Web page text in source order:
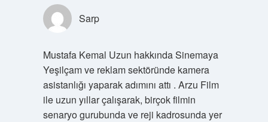
Sarp
Mustafa Kemal Uzun hakkında Sinemaya
Yeşilçam ve reklam sektöründe kamera
asistanlığı yaparak adımını attı . Arzu Film
ile uzun yıllar çalışarak, birçok filmin
senaryo gurubunda ve reji kadrosunda yer